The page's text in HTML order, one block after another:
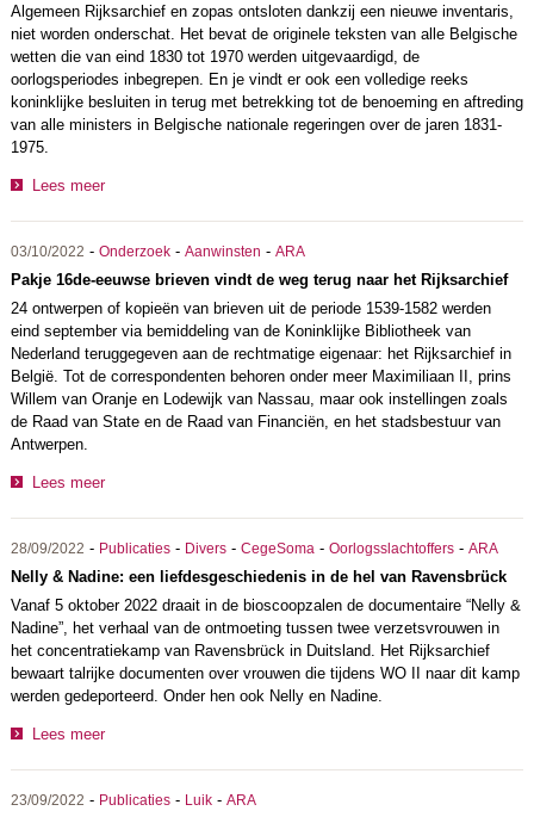
Algemeen Rijksarchief en zopas ontsloten dankzij een nieuwe inventaris,
niet worden onderschat. Het bevat de originele teksten van alle Belgische
wetten die van eind 1830 tot 1970 werden uitgevaardigd, de
oorlogsperiodes inbegrepen. En je vindt er ook een volledige reeks
koninklijke besluiten in terug met betrekking tot de benoeming en aftreding
van alle ministers in Belgische nationale regeringen over de jaren 1831-
1975.
Lees meer
03/10/2022 - Onderzoek- Aanwinsten - ARA
Pakje 16de-eeuwse brieven vindt de weg terug naar het Rijksarchief
24 ontwerpen of kopieën van brieven uit de periode 1539-1582 werden
eind september via bemiddeling van de Koninklijke Bibliotheek van
Nederland teruggegeven aan de rechtmatige eigenaar: het Rijksarchief in
België. Tot de correspondenten behoren onder meer Maximiliaan II, prins
Willem van Oranje en Lodewijk van Nassau, maar ook instellingen zoals
de Raad van State en de Raad van Financiën, en het stadsbestuur van
Antwerpen.
Lees meer
28/09/2022 - Publicaties- Divers- CegeSoma - Oorlogsslachtoffers- ARA
Nelly & Nadine: een liefdesgeschiedenis in de hel van Ravensbrück
Vanaf 5 oktober 2022 draait in de bioscoopzalen de documentaire “Nelly &
Nadine”, het verhaal van de ontmoeting tussen twee verzetsvrouwen in
het concentratiekamp van Ravensbrück in Duitsland. Het Rijksarchief
bewaart talrijke documenten over vrouwen die tijdens WO II naar dit kamp
werden gedeporteerd. Onder hen ook Nelly en Nadine.
Lees meer
23/09/2022 - Publicaties- Luik- ARA